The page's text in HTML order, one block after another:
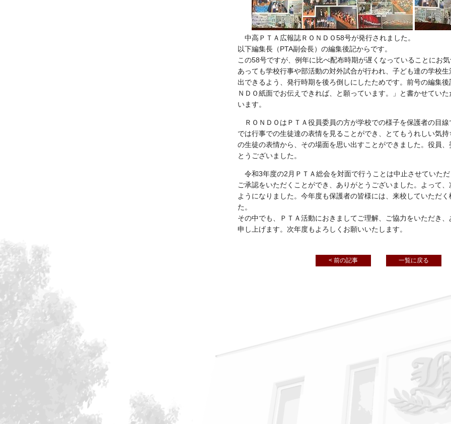
中高ＰＴＡ広報誌ＲＯＮＤＯ58号が発行されました。
以下編集長（PTA副会長）の編集後記からです。
この58号ですが、例年に比べ配布時期が遅くなっていることにお
あっても学校行事や部活動の対外試合が行われ、子ども達の学校
出できるよう、発行時期を後ろ倒しにしたためです。前号の編集
ＮＤＯ紙面でお伝えできれば、と願っています。」と書かせてい
います。
ＲＯＮＤＯはＰＴＡ役員委員の方が学校での様子を保護者の目
では行事での生徒達の表情を見ることができ、とてもうれしい気
の生徒の表情から、その場面を思い出すことができました。役員
とうございました。
令和3年度の2月ＰＴＡ総会を対面で行うことは中止させていた
ご承認をいただくことができ、ありがとうございました。よって
ようになりました。今年度も保護者の皆様には、来校していただ
た。
その中でも、ＰＴＡ活動におきましてご理解、ご協力をいただき
申し上げます。次年度もよろしくお願いいたします。
< 前の記事 一覧に戻る